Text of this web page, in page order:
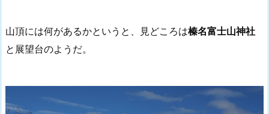
山頂には何があるかというと、見どころは榛名富士山神社
と展望台のようだ。